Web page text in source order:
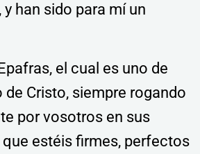
y han sido para mí un
el cual es uno de
Cristo, siempre rogando
por vosotros en sus
estéis firmes, perfectos